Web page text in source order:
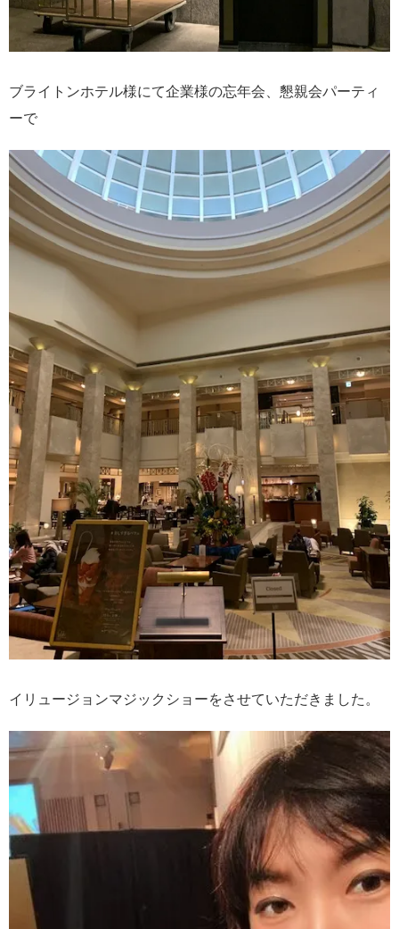
ブライトンホテル様にて企業様の忘年会、懇親会パーティ
ーで
イリュージョンマジックショーをさせていただきました。